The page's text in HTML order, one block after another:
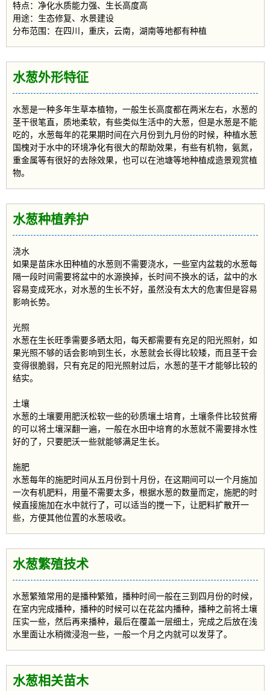
特点：净化水质能力强、生长高度高
用途：生态修复、水景建设
分布范围：在四川，重庆，云南，湖南等地都有种植
水葱外形特征
水葱是一种多年生草本植物，一般生长高度都在两米左右，水葱的
茎干很笔直，质地柔软，有些类似生活中的大葱，但是水葱是不能
吃的，水葱每年的花果期时间在六月份到九月份的时候，种植水葱
国槐对于水中的环境净化有很大的帮助效果，有些有机物，氨氮，
重金属等有很好的去除效果，也可以在池塘等地种植成造景观赏植
物。
水葱种植养护
浇水
如果是苗床水田种植的水葱则不需要浇水，一些室内盆栽的水葱每
隔一段时间需要将盆中的水源换掉，长时间不换水的话，盆中的水
容易变成死水，对水葱的生长不好，虽然没有太大的危害但是容易
影响长势。
光照
水葱在生长旺季需要多晒太阳，每天都需要有充足的阳光照射，如
果光照不够的话会影响到生长，水葱就会长得比较矮，而且茎干会
变得很脆弱，只有充足的阳光照射过后，水葱的茎干才能够比较的
结实。
土壤
水葱的土壤要用肥沃松软一些的砂质壤土培育，土壤条件比较贫瘠
的可以将土壤深翻一遍，一般在水田中培育的水葱就不需要排水性
好的了，只要肥沃一些就能够满足生长。
施肥
水葱每年的施肥时间从五月份到十月份，在这期间可以一个月施加
一次有机肥料，用量不需要太多，根据水葱的数量而定，施肥的时
候直接施加在水中就行了，可以适当的搅一下，让肥料扩散开一
些，方便其他位置的水葱吸收。
水葱繁殖技术
水葱繁殖常用的是播种繁殖，播种时间一般在三到四月份的时候，
在室内完成播种，播种的时候可以在花盆内播种，播种之前将土壤
压实一些，然后再来播种，最后在覆盖一层细土，完成之后放在浅
水里面让水稍微浸泡一些，一般一个月之内就可以发芽了。
水葱相关苗木